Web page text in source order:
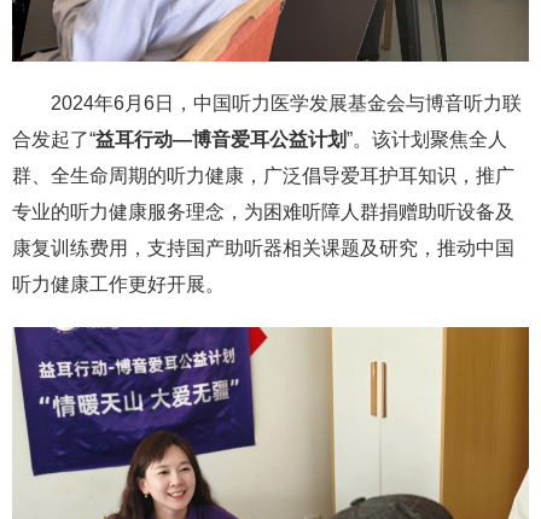
2024年6月6日，中国听力医学发展基金会与博音听力联
合发起了“益耳行动—博音爱耳公益计划”。该计划聚焦全人
群、全生命周期的听力健康，广泛倡导爱耳护耳知识，推广
专业的听力健康服务理念，为困难听障人群捐赠助听设备及
康复训练费用，支持国产助听器相关课题及研究，推动中国
听力健康工作更好开展。